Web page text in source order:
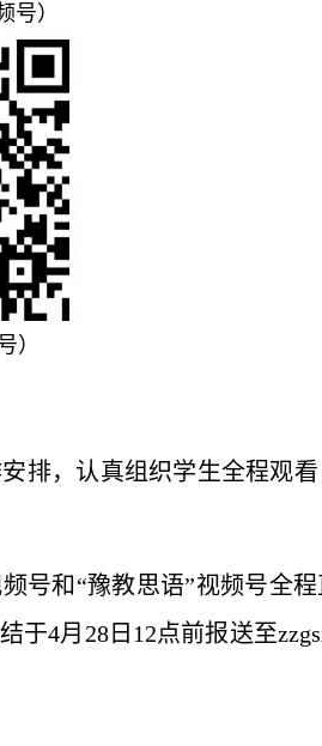
号）
）
排，认真组织学生全程观
号和“豫教思语”视频号全
4月28日12点前报送至